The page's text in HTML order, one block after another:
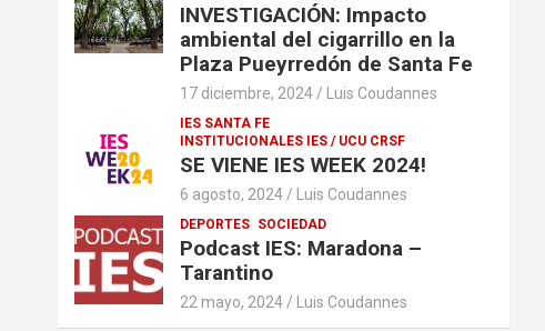
INVESTIGACIÓN: Impacto
ambiental del cigarrillo en la
Plaza Pueyrredón de Santa Fe
17 diciembre, 2024 Luis Coudannes
IES SANTA FE
INSTITUCIONALES IES / UCU CRSF
SE VIENE IES WEEK 2024!
6 agosto, 2024 Luis Coudannes
DEPORTES SOCIEDAD
Podcast IES: Maradona –
Tarantino
22 mayo, 2024 Luis Coudannes